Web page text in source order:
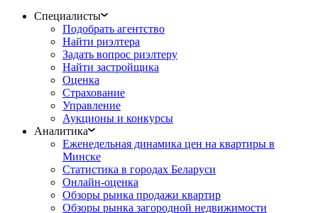
Специалисты
Подобрать агентство
Найти риэлтера
Задать вопрос риэлтеру
Найти застройщика
Оценка
Страхование
Управление
Аукционы и конкурсы
Аналитика
Еженедельная динамика цен на квартиры в
Минске
Статистика в городах Беларуси
Онлайн-оценка
Обзоры рынка продажи квартир
Обзоры рынка загородной недвижимости